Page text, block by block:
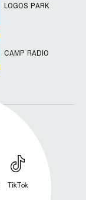
LOGOS PARK
CAMP RADIO
TikTok